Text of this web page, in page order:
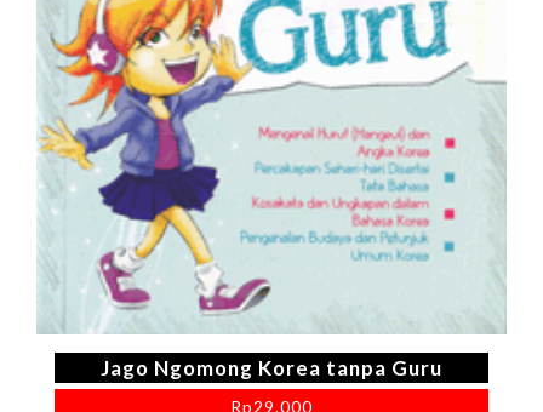
Jago Ngomong Korea tanpa Guru
Rp29.000